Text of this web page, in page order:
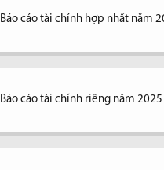
Báo cáo tài chính hợp nhất năm
Báo cáo tài chính riêng năm 2025